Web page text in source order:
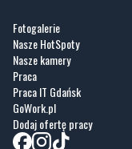
Fotogalerie
Nasze HotSpoty
Nasze kamery
Praca
Praca IT Gdańsk
GoWork.pl
Dodaj ofertę pracy